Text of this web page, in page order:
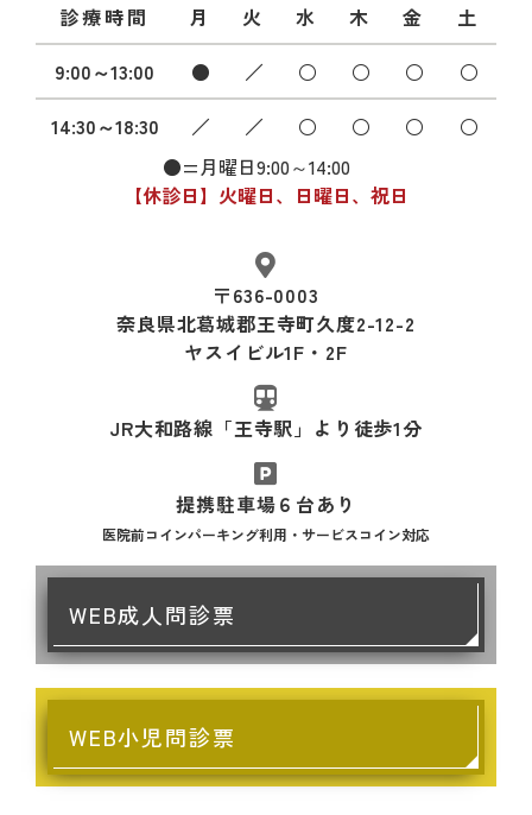
診療時間 月 火 水 木 金
土
9:00～13:00
● ／ ○ ○ ○
○
14:30～18:30
／ ／ ○ ○ ○
○
●=月曜日9:00～14:00
【休診日】火曜日、日曜日、祝日
〒636-0003
奈良県北葛城郡王寺町久度2-12-2
ヤスイビル1F・2F
JR大和路線「王寺駅」 より徒歩1分
提携駐車場６台あり
医院前コインパーキング利用・サービスコイン対応
WEB成人問診票
WEB小児問診票